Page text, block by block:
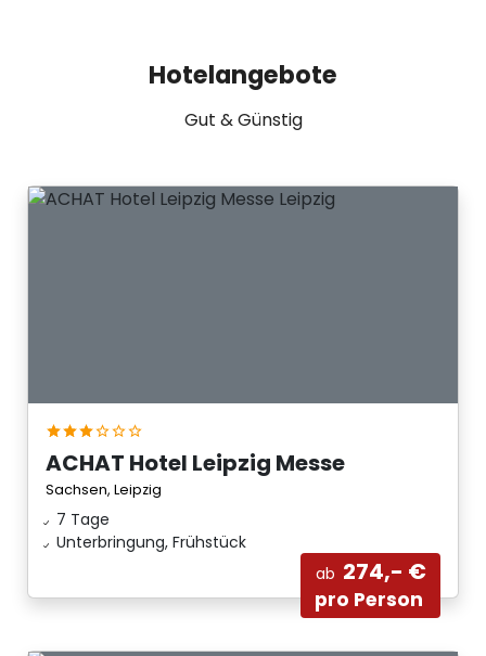
Hotelangebote
Gut & Günstig
ACHAT Hotel Leipzig Messe
Sachsen, Leipzig
7 Tage
Unterbringung, Frühstück
ab 274,- €
pro Person